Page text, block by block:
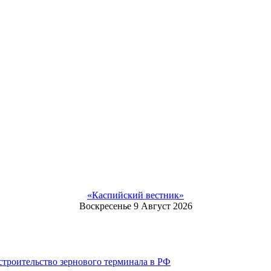
«Каспийский вестник»
Воскресенье 9 Август 2026